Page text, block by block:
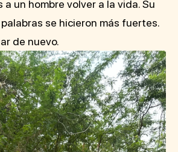
un hombre volver a la vida. Su
se hicieron más fuertes.
de nuevo.